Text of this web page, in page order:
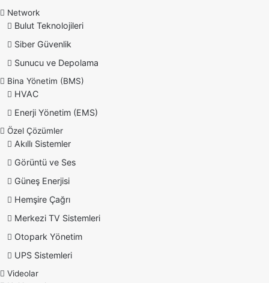
Network
Bulut Teknolojileri
Siber Güvenlik
Sunucu ve Depolama
Bina Yönetim (BMS)
HVAC
Enerji Yönetim (EMS)
Özel Çözümler
Akıllı Sistemler
Görüntü ve Ses
Güneş Enerjisi
Hemşire Çağrı
Merkezi TV Sistemleri
Otopark Yönetim
UPS Sistemleri
Videolar